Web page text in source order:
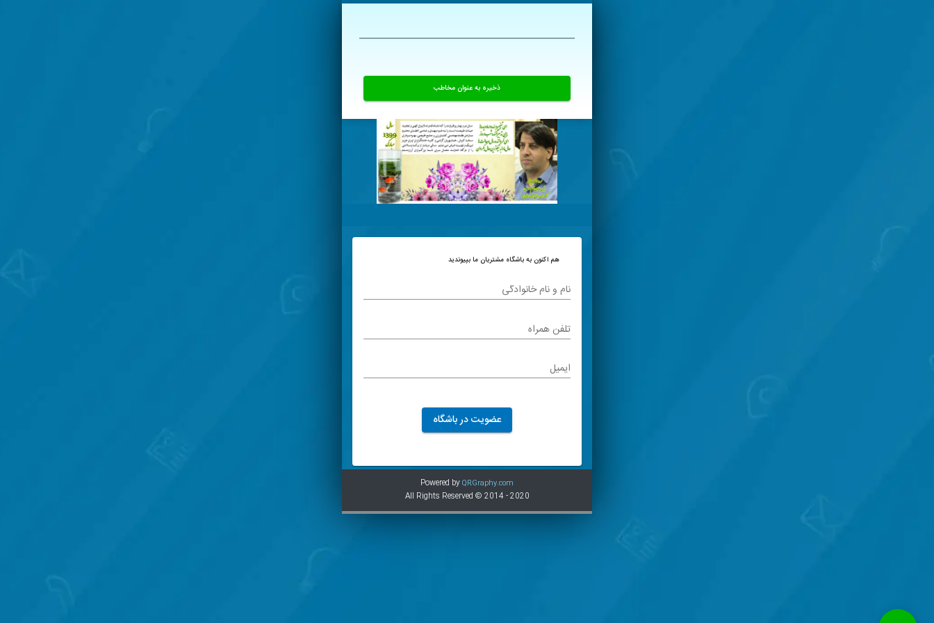
ذخیره به عنوان مخاطب
هم اکنون به باشگاه مشتریان ما بپیوندید
نام و نام خانوادگی
تلفن همراه
ایمیل
عضویت در باشگاه
Powered byQRGraphy.com
All Rights Reserved © 2014 - 2020